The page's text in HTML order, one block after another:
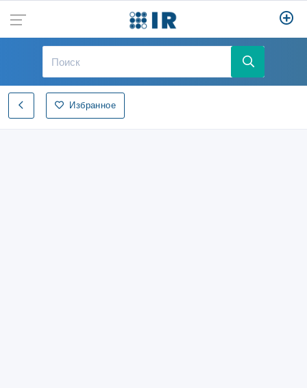
Избранное